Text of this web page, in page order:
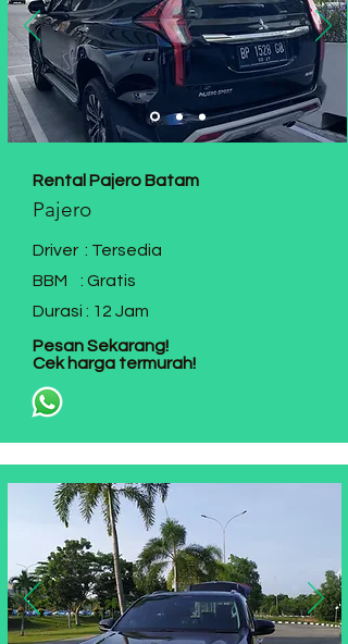
Rental Pajero Batam
Pajero
Driver : Tersedia
BBM : Gratis
Durasi : 12 Jam
Pesan Sekarang!
Cek harga termurah!